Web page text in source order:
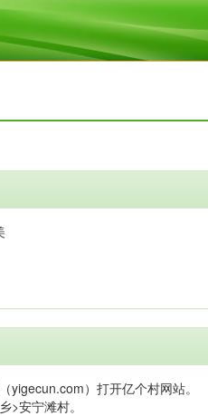
yigecun.com）打开亿个村网站。
>安宁滩村。